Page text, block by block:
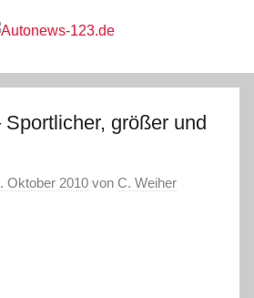
größer und
Oktober 2010 von C. Weiher